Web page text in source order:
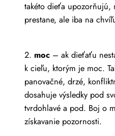
takéto dieťa upozorňujú,
prestane, ale iba na
2. moc – ak dieťaťu
k cieľu, ktorým je moc.
panovačné, drzé,
dosahuje výsledky pod
tvrdohlavé a pod. Boj o
získavanie pozornosti.